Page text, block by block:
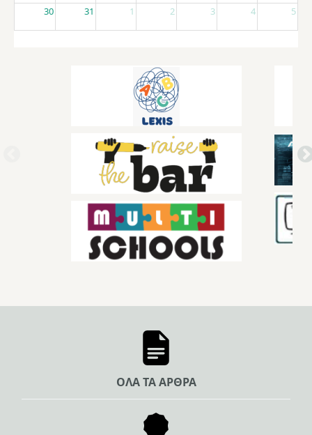
30 31 1 2 3 4 5
ΟΛΑ ΤΑ ΑΡΘΡΑ